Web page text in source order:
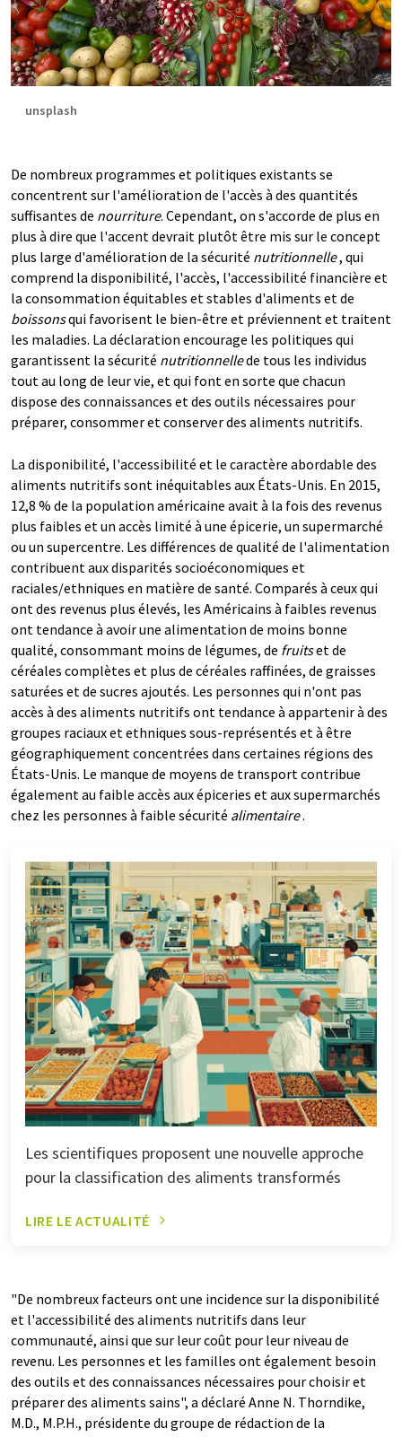
unsplash
De nombreux programmes et politiques existants se
concentrent sur l'amélioration de l'accès à des quantités
suffisantes de nourriture. Cependant, on s'accorde de plus en
plus à dire que l'accent devrait plutôt être mis sur le concept
plus large d'amélioration de la sécurité nutritionnelle, qui
comprend la disponibilité, l'accès, l'accessibilité financière et
la consommation équitables et stables d'aliments et de
boissonsqui favorisent le bien-être et préviennent et traitent
les maladies. La déclaration encourage les politiques qui
garantissent la sécurité nutritionnellede tous les individus
tout au long de leur vie, et qui font en sorte que chacun
dispose des connaissances et des outils nécessaires pour
préparer, consommer et conserver des aliments nutritifs.
La disponibilité, l'accessibilité et le caractère abordable des
aliments nutritifs sont inéquitables aux États-Unis. En 2015,
12,8 % de la population américaine avait à la fois des revenus
plus faibles et un accès limité à une épicerie, un supermarché
ou un supercentre. Les différences de qualité de l'alimentation
contribuent aux disparités socioéconomiques et
raciales/ethniques en matière de santé. Comparés à ceux qui
ont des revenus plus élevés, les Américains à faibles revenus
ont tendance à avoir une alimentation de moins bonne
qualité, consommant moins de légumes, de fruitset de
céréales complètes et plus de céréales raffinées, de graisses
saturées et de sucres ajoutés. Les personnes qui n'ont pas
accès à des aliments nutritifs ont tendance à appartenir à des
groupes raciaux et ethniques sous-représentés et à être
géographiquement concentrées dans certaines régions des
États-Unis. Le manque de moyens de transport contribue
également au faible accès aux épiceries et aux supermarchés
chez les personnes à faible sécurité alimentaire.
Les scientifiques proposent une nouvelle approche
pour la classification des aliments transformés
LIRE LE ACTUALITÉ
"De nombreux facteurs ont une incidence sur la disponibilité
et l'accessibilité des aliments nutritifs dans leur
communauté, ainsi que sur leur coût pour leur niveau de
revenu. Les personnes et les familles ont également besoin
des outils et des connaissances nécessaires pour choisir et
préparer des aliments sains", a déclaré Anne N. Thorndike,
M.D., M.P.H., présidente du groupe de rédaction de la